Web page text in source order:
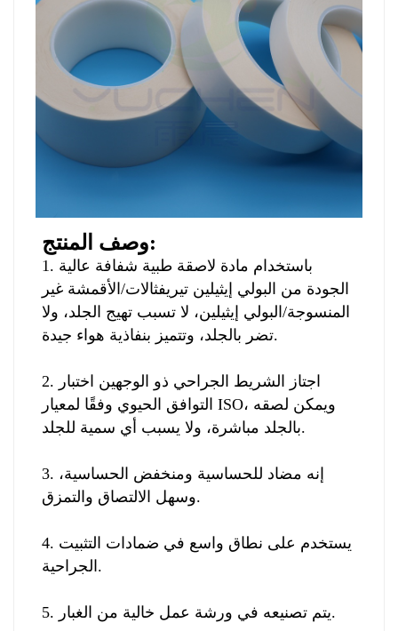
وصف المنتج:
1. باستخدام مادة لاصقة طبية شفافة عالية
الجودة من البولي إيثيلين تيريفثالات/الأقمشة غير
المنسوجة/البولي إيثيلين، لا تسبب تهيج الجلد، ولا
تضر بالجلد، وتتميز بنفاذية هواء جيدة.
2. اجتاز الشريط الجراحي ذو الوجهين اختبار
التوافق الحيوي وفقًا لمعيار ISO، ويمكن لصقه
بالجلد مباشرة، ولا يسبب أي سمية للجلد.
3. إنه مضاد للحساسية ومنخفض الحساسية،
وسهل الالتصاق والتمزق.
4. يستخدم على نطاق واسع في ضمادات التثبيت
الجراحية.
5. يتم تصنيعه في ورشة عمل خالية من الغبار.